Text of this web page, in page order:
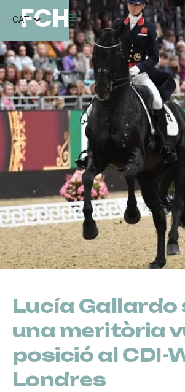
FCH
CAT
Lucía Gallardo
una meritòria
posició al CDI-
Londres